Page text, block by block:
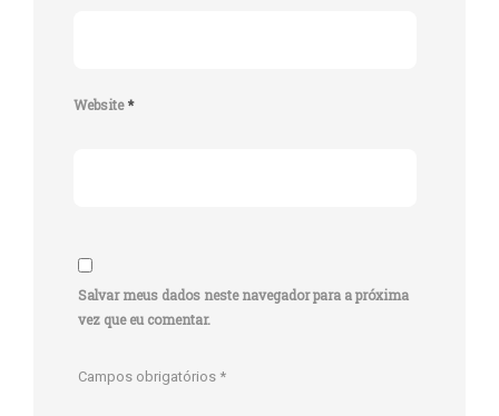
Website*
Salvar meus dados neste navegador para a próxima
vez que eu comentar.
Campos obrigatórios *